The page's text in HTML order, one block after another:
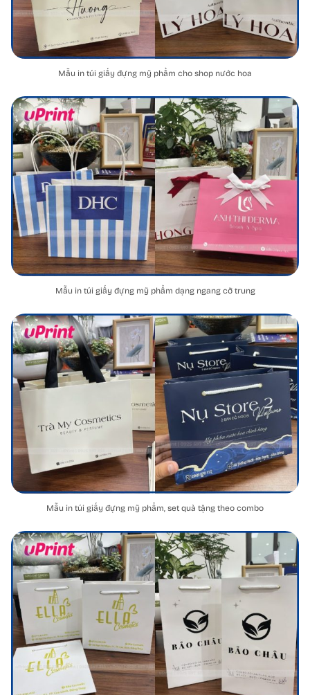
Mẫu in túi giấy đựng mỹ phẩm cho shop nước hoa
Mẫu in túi giấy đựng mỹ phẩm dạng ngang cỡ trung
Mẫu in túi giấy đựng mỹ phẩm, set quà tặng theo combo